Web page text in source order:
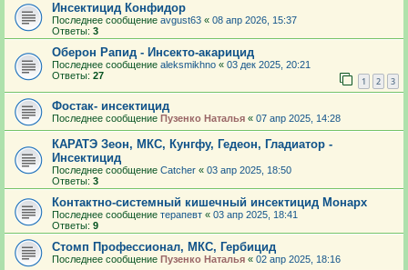
Инсектицид Конфидор
Последнее сообщение avgust63 « 08 апр 2026, 15:37
Ответы: 3
Оберон Рапид - Инсекто-акарицид
Последнее сообщение aleksmikhno « 03 дек 2025, 20:21
Ответы: 27 1 2 3
Фостак- инсектицид
Последнее сообщение Пузенко Наталья « 07 апр 2025, 14:28
КАРАТЭ Зеон, МКС, Кунгфу, Гедеон, Гладиатор -
Инсектицид
Последнее сообщение Catcher « 03 апр 2025, 18:50
Ответы: 3
Контактно-системный кишечный инсектицид Монарх
Последнее сообщение терапевт « 03 апр 2025, 18:41
Ответы: 9
Стомп Профессионал, МКС, Гербицид
Последнее сообщение Пузенко Наталья « 02 апр 2025, 18:16